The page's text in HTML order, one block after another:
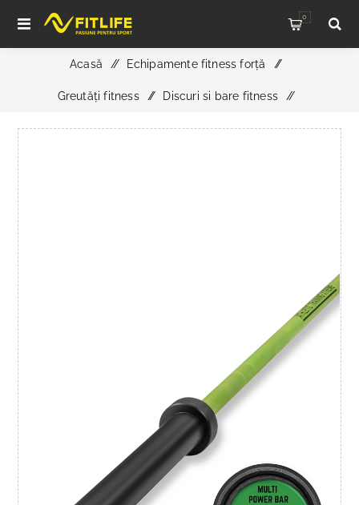
0
Acasă / Echipamente fitness forță /
Greutăți fitness / Discuri si bare fitness /
ATX Multi Bar 20 kg 190K Zombie Green Cerakote